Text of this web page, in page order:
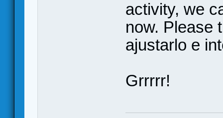
activity, we
now. Please
ajustarlo e
Grrrrr!